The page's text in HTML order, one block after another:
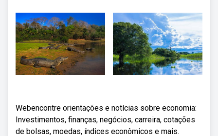
Webencontre orientações e notícias sobre economia:
Investimentos, finanças, negócios, carreira, cotações
de bolsas, moedas, índices econômicos e mais.